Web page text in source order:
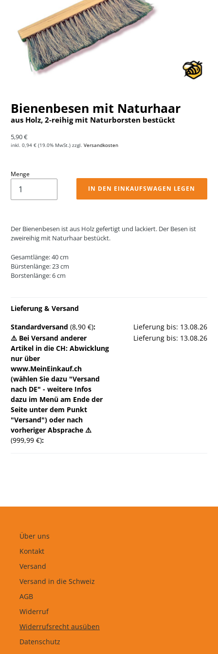
Bienenbesen mit Naturhaar
aus Holz, 2-reihig mit Naturborsten bestückt
Normaler Preis
5,90 €
inkl. 0,94 € (19.0% MwSt.) zzgl. Versandkosten
Menge
IN DEN EINKAUFSWAGEN LEGEN
Der Bienenbesen ist aus Holz gefertigt und lackiert. Der Besen ist
zweireihig mit Naturhaar bestückt.
Gesamtlänge: 40 cm
Bürstenlänge: 23 cm
Borstenlänge: 6 cm
Lieferung & Versand
Standardversand (8,90 €):
Lieferung bis: 13.08.26
⚠️ Bei Versand anderer
Artikel in die CH: Abwicklung
nur über
www.MeinEinkauf.ch
(wählen Sie dazu "Versand
nach DE" - weitere Infos
dazu im Menü am Ende der
Seite unter dem Punkt
"Versand") oder nach
vorheriger Absprache ⚠️
(999,99 €):
Lieferung bis: 13.08.26
Über uns
Kontakt
Versand
Versand in die Schweiz
AGB
Widerruf
Widerrufsrecht ausüben
Datenschutz